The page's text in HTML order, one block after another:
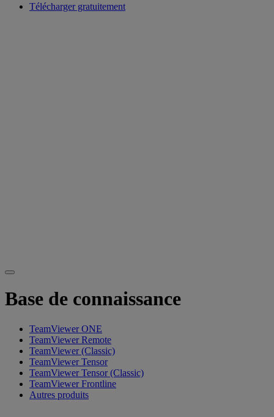
Télécharger gratuitement
Base de connaissance
TeamViewer ONE
TeamViewer Remote
TeamViewer (Classic)
TeamViewer Tensor
TeamViewer Tensor (Classic)
TeamViewer Frontline
Autres produits